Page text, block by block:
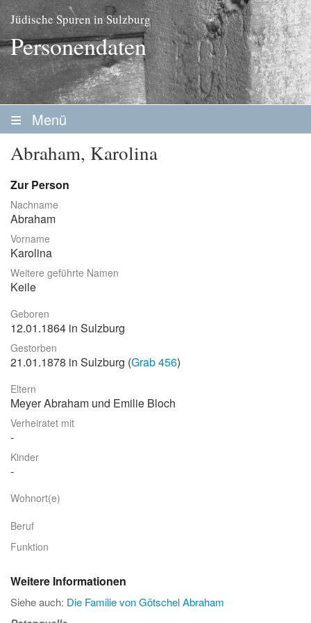
Jüdische Spuren in Sulzburg
Personendaten
Menü
Startseite
Personen
Personenliste
Familien
Vereine / Stiftungen
Stadtrundgang
Der Friedhof
Aktuelles
Suche
Abraham, Karolina
Zur Person
Nachname
Abraham
Vorname
Karolina
Weitere geführte Namen
Keile
Geboren
12.01.1864 in Sulzburg
Gestorben
21.01.1878 in Sulzburg (Grab 456)
Eltern
Meyer Abraham und Emilie Bloch
Verheiratet mit
Kinder
Wohnort(e)
Beruf
Funktion
Weitere Informationen
Siehe auch: Die Familie von Götschel Abraham